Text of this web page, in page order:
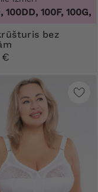
100K, 105B,
100F, 100G,
€